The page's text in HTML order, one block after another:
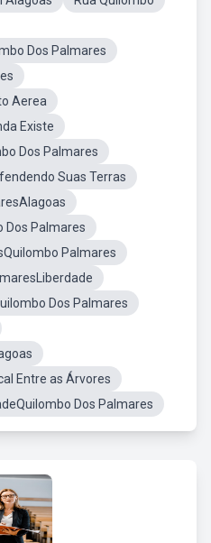
Dos Palmares
Aerea
Existe
Dos Palmares
Suas Terras
Dos Palmares
Palmares
Dos Palmares
Entre as Árvores
Dos Palmares